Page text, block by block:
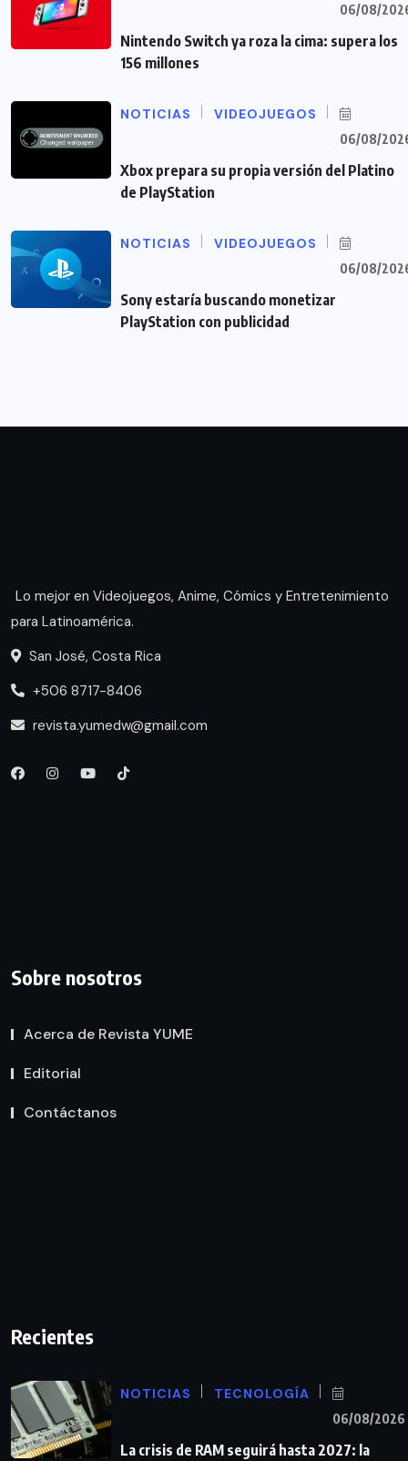
06/08/
Nintendo Switch ya roza la cima: supera los
156 millones
NOTICIAS VIDEOJUEGOS
06/08/
Xbox prepara su propia versión del Platino
de PlayStation
NOTICIAS VIDEOJUEGOS
06/08/
Sony estaría buscando monetizar
PlayStation con publicidad
Lo mejor en Videojuegos, Anime, Cómics y Entretenimiento
para Latinoamérica.
San José, Costa Rica
+506 8717-8406
revista.yumedw@gmail.com
Sobre nosotros
Acerca de Revista YUME
Editorial
Contáctanos
Recientes
NOTICIAS TECNOLOGÍA
06/08/2026
La crisis de RAM seguirá hasta 2027: la